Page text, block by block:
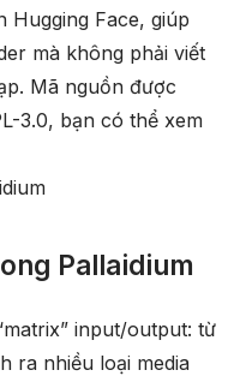
Hugging Face, giúp
mà không phải viết
Mã nguồn được
3.0, bạn có thể xem
Pallaidium
input/output: từ
ra nhiều loại media